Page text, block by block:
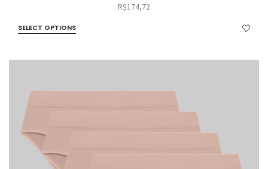
R$174,72
SELECT OPTIONS